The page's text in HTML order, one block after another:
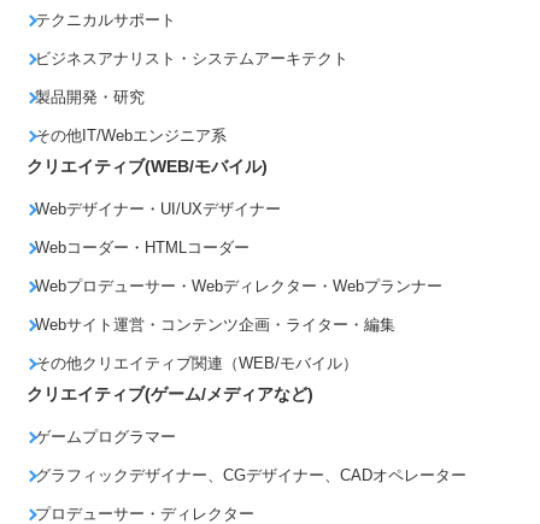
テクニカルサポート
ビジネスアナリスト・システムアーキテクト
製品開発・研究
その他IT/Webエンジニア系
クリエイティブ(WEB/モバイル)
Webデザイナー・UI/UXデザイナー
Webコーダー・HTMLコーダー
Webプロデューサー・Webディレクター・Webプランナー
Webサイト運営・コンテンツ企画・ライター・編集
その他クリエイティブ関連（WEB/モバイル）
クリエイティブ(ゲーム/メディアなど)
ゲームプログラマー
グラフィックデザイナー、CGデザイナー、CADオペレーター
プロデューサー・ディレクター